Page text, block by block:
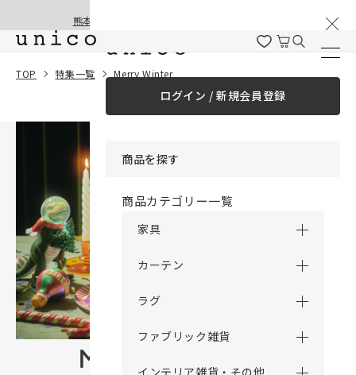
熊本地震の影響による配送遅延と停止について
ログイン / 新規会員登録
商品を探す
商品カテゴリー一覧
家具
カーテン
ラグ
ファブリック雑貨
インテリア雑貨・その他
TOP 特集一覧 Merry Winter